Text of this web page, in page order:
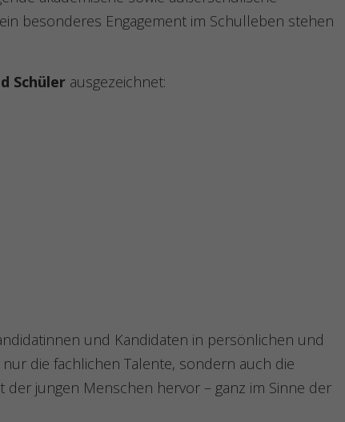
besonderes Engagement im Schulleben stehen
Schüler ausgezeichnet:
und Kandidaten in persönlichen und
die fachlichen Talente, sondern auch die
jungen Menschen hervor – ganz im Sinne der